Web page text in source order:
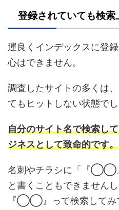
登録されていても検索
運良くインデックスに登
心はできません。
調査したサイトの多くは
てもヒットしない状態でし
自分のサイト名で検索し
ジネスとして致命的です。
名刺やチラシに「『◯◯
と書くこともできません
『◯◯』って検索してみ